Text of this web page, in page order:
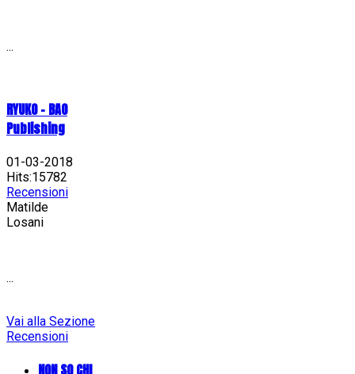
...
RYUKO - BAO
Publishing
01-03-2018
Hits:15782
Recensioni
Matilde
Losani
...
Vai alla Sezione
Recensioni
NON SO CHI